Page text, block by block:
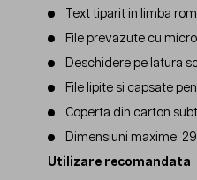
Text tiparit in limba
File prevazute cu
Deschidere pe latura
File lipite si capsate
Coperta din carton
Dimensiuni maxime:
Utilizare recomandata